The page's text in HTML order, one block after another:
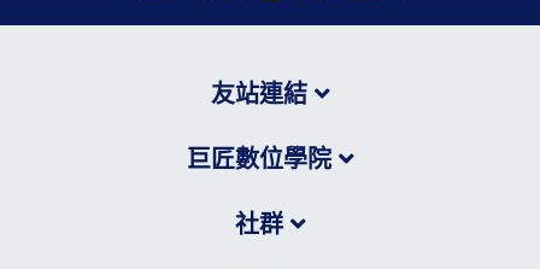
友站連結
巨匠數位學院
社群